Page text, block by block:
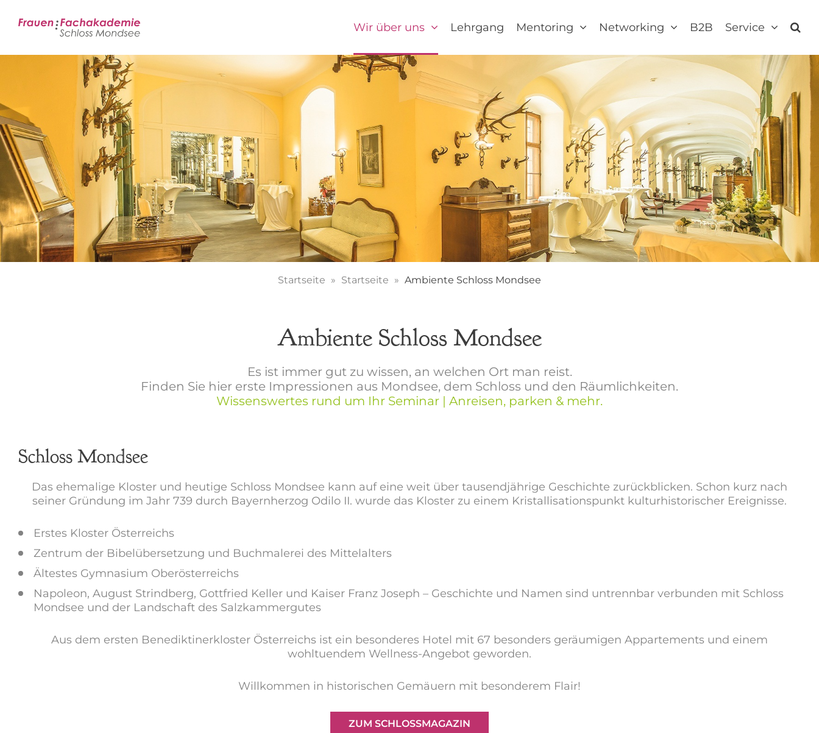
Wir über uns Lehrgang Mentoring Networking B2B Service
Startseite Startseite Ambiente Schloss Mondsee
Ambiente Schloss Mondsee
Es ist immer gut zu wissen, an welchen Ort man reist.
Finden Sie hier erste Impressionen aus Mondsee, dem Schloss und den Räumlichkeiten.
Wissenswertes rund um Ihr Seminar | Anreisen, parken & mehr.
Schloss Mondsee
Das ehemalige Kloster und heutige Schloss Mondsee kann auf eine weit über tausendjährige Geschichte zurückblicken. Schon kurz nach
seiner Gründung im Jahr 739 durch Bayernherzog Odilo II. wurde das Kloster zu einem Kristallisationspunkt kulturhistorischer Ereignisse.
Erstes Kloster Österreichs
Zentrum der Bibelübersetzung und Buchmalerei des Mittelalters
Ältestes Gymnasium Oberösterreichs
Napoleon, August Strindberg, Gottfried Keller und Kaiser Franz Joseph – Geschichte und Namen sind untrennbar verbunden mit Schloss
Mondsee und der Landschaft des Salzkammergutes
Aus dem ersten Benediktinerkloster Österreichs ist ein besonderes Hotel mit 67 besonders geräumigen Appartements und einem
wohltuendem Wellness-Angebot geworden.
Willkommen in historischen Gemäuern mit besonderem Flair!
ZUM SCHLOSSMAGAZIN